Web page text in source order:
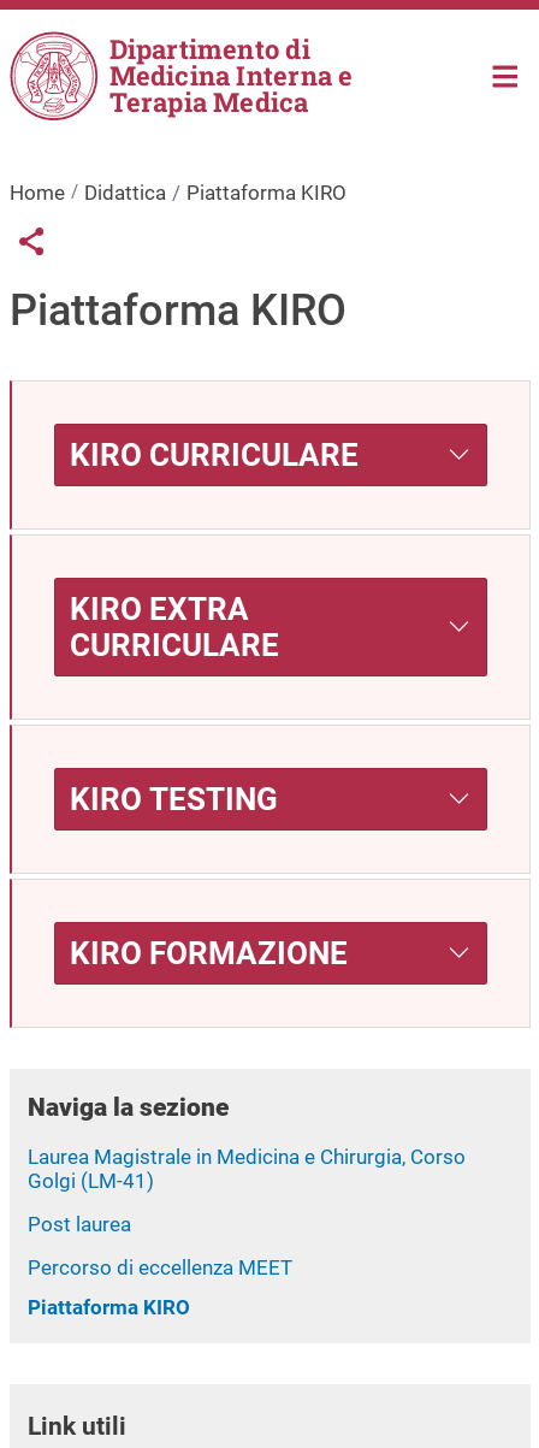
Salta al contenuto principale
Dipartimento di
Medicina Interna e
Terapia Medica
Home Didattica Piattaforma KIRO
Links condivisione social
Share button
Piattaforma KIRO
KIRO CURRICULARE
KIRO EXTRA
CURRICULARE
KIRO TESTING
KIRO FORMAZIONE
Naviga la sezione
Laurea Magistrale in Medicina e Chirurgia, Corso
Golgi (LM-41)
Post laurea
Percorso di eccellenza MEET
Piattaforma KIRO
Link utili